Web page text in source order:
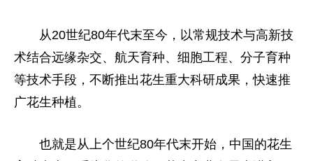
从20世纪80年代末至今，以常规技术与高新技
术结合远缘杂交、航天育种、细胞工程、分子育种
等技术手段，不断推出花生重大科研成果，快速推
广花生种植。
也就是从上个世纪80年代末开始，中国的花生